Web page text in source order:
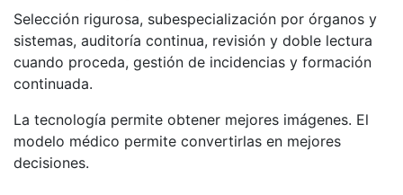
Selección rigurosa, subespecialización por órganos y
sistemas, auditoría continua, revisión y doble lectura
cuando proceda, gestión de incidencias y formación
continuada.
La tecnología permite obtener mejores imágenes. El
modelo médico permite convertirlas en mejores
decisiones.